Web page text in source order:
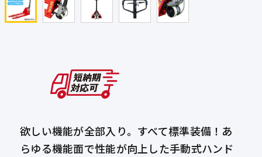
欲しい機能が全部入り。すべて標準装備！あ
らゆる機能面で性能が向上した手動式ハンド